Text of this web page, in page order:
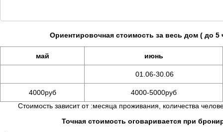
Ориентировочная стоимость за весь дом ( до 5
май июнь
01.06-30.06
4000руб
4000-5000руб
Стоимость зависит от :месяца проживания, количества
Точная стоимость оговаривается при